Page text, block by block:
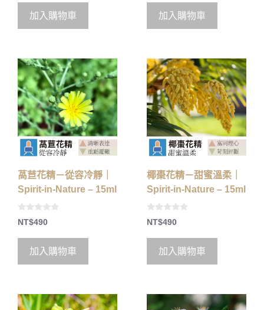
t
5
加入購物車
t
5
加入購物車
萵苣花精－從容冷靜｜
Spirit-in-Nature – 15ml
0
o
5
NT$490
加入購物車
椰棗花精－甜蜜溫柔｜
Spirit-in-Nature – 15ml
0
o
5
NT$490
加入購物車